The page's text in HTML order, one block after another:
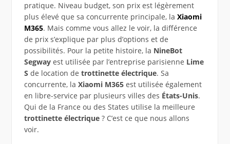
pratique. Niveau budget, son prix est légèrement
plus élevé que sa concurrente principale, la Xiaomi
M365. Mais comme vous allez le voir, la différence
de prix s’explique par plus d’options et de
possibilités. Pour la petite histoire, la NineBot
Segwayest utilisée par l’entreprise parisienne Lime
S de location de trottinette électrique. Sa
concurrente, la Xiaomi M365est utilisée également
en libre-service par plusieurs villes des États-Unis.
Qui de la France ou des States utilise la meilleure
trottinette électrique? C’est ce que nous allons
voir.